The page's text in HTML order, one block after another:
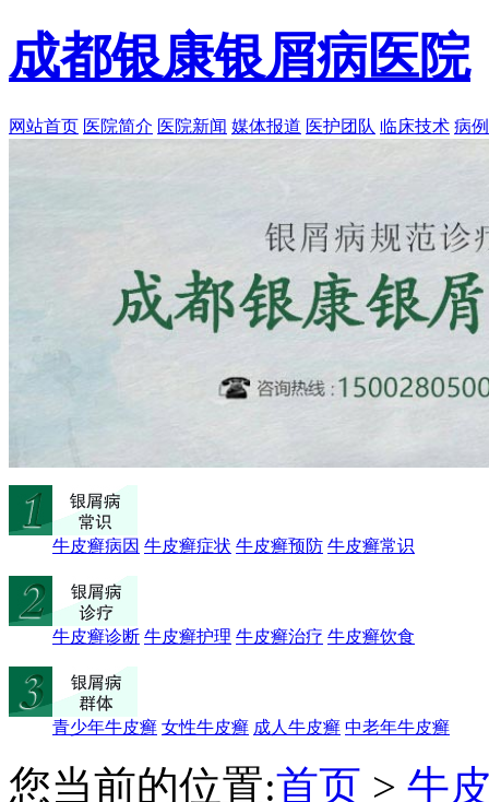
成都银康银屑病医院
网站首页 医院简介 医院新闻 媒体报道 医护团队 临床技术 病
牛皮癣病因 牛皮癣症状 牛皮癣预防 牛皮癣常识
牛皮癣诊断 牛皮癣护理 牛皮癣治疗 牛皮癣饮食
青少年牛皮癣 女性牛皮癣 成人牛皮癣 中老年牛皮癣
您当前的位置:首页 > 牛